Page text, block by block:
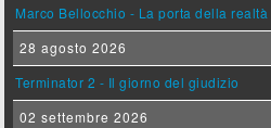
Marco Bellocchio - La porta della realtà
28 agosto 2026
Terminator 2 - Il giorno del giudizio
02 settembre 2026